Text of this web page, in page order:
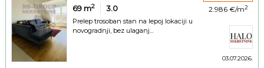
69 m2 3.0
Prelep trosoban stan na lepoj lokaciji u
novogradnji, bez ulaganj...
2.986 €/m2
03.07.2026.